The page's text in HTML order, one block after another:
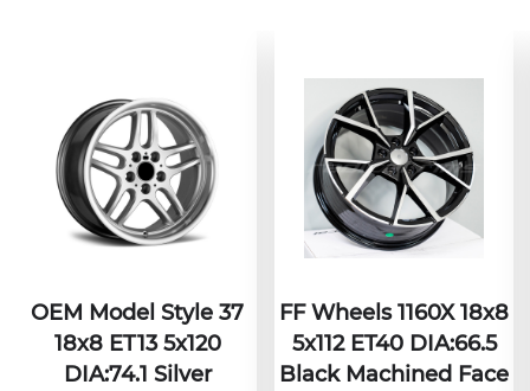
OEM Model Style 37
18x8 ET13 5x120
DIA:74.1 Silver
FF Wheels 1160X 18x8
5x112 ET40 DIA:66.5
Black Machined Face